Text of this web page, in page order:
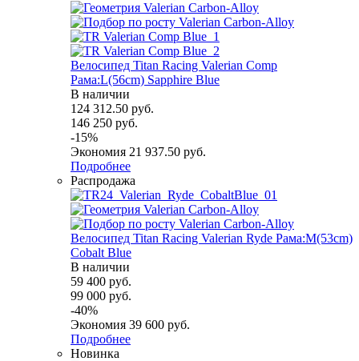
Велосипед Titan Racing Valerian Comp
Рама:L(56cm) Sapphire Blue
В наличии
124 312.50 руб.
146 250 руб.
-15%
Экономия 21 937.50 руб.
Подробнее
Распродажа
Велосипед Titan Racing Valerian Ryde Рама:M(53cm)
Cobalt Blue
В наличии
59 400 руб.
99 000 руб.
-40%
Экономия 39 600 руб.
Подробнее
Новинка